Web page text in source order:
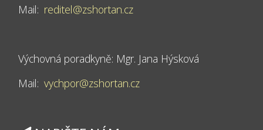
Mail: reditel@zshortan.cz
Výchovná poradkyně: Mgr. Jana Hýsková
Mail: vychpor@zshortan.cz